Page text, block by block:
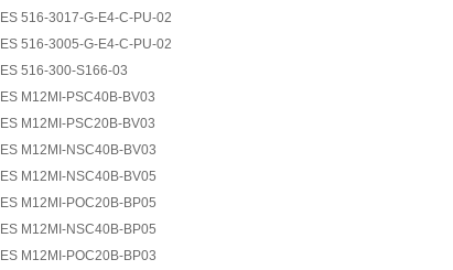
516-3017-G-E4-C-PU-02
516-3005-G-E4-C-PU-02
516-300-S166-03
M12MI-PSC40B-BV03
M12MI-PSC20B-BV03
M12MI-NSC40B-BV03
M12MI-NSC40B-BV05
M12MI-POC20B-BP05
M12MI-NSC40B-BP05
M12MI-POC20B-BP03